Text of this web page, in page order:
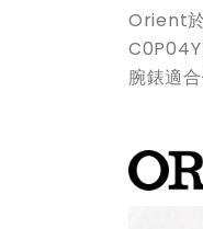
Orient
腕錶適